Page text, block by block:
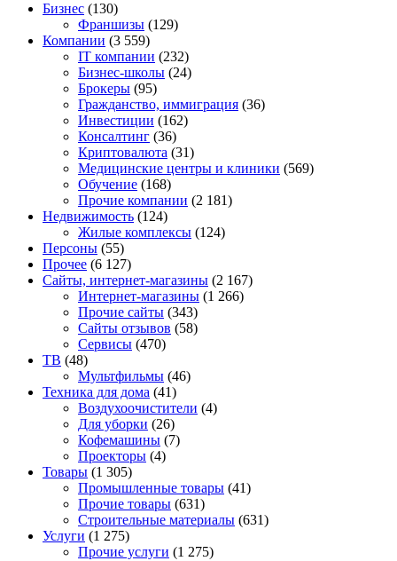
Бизнес (130)
Франшизы (129)
Компании (3 559)
IT компании (232)
Бизнес-школы (24)
Брокеры (95)
Гражданство, иммиграция (36)
Инвестиции (162)
Консалтинг (36)
Криптовалюта (31)
Медицинские центры и клиники (569)
Обучение (168)
Прочие компании (2 181)
Недвижимость (124)
Жилые комплексы (124)
Персоны (55)
Прочее (6 127)
Сайты, интернет-магазины (2 167)
Интернет-магазины (1 266)
Прочие сайты (343)
Сайты отзывов (58)
Сервисы (470)
ТВ (48)
Мультфильмы (46)
Техника для дома (41)
Воздухоочистители (4)
Для уборки (26)
Кофемашины (7)
Проекторы (4)
Товары (1 305)
Промышленные товары (41)
Прочие товары (631)
Строительные материалы (631)
Услуги (1 275)
Прочие услуги (1 275)